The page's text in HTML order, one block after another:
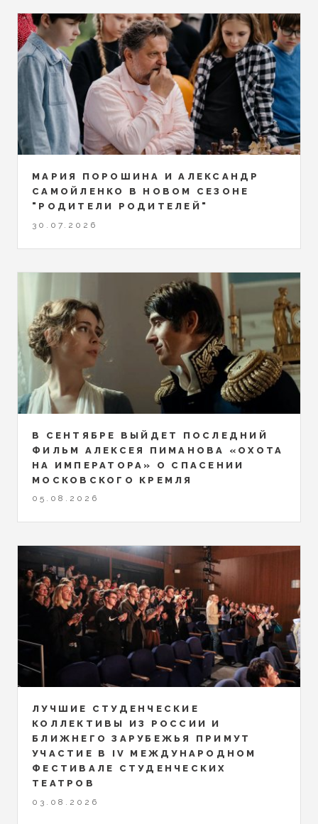
МАРИЯ ПОРОШИНА И АЛЕКСАНДР
САМОЙЛЕНКО В НОВОМ СЕЗОНЕ
"РОДИТЕЛИ РОДИТЕЛЕЙ"
30.07.2026
В СЕНТЯБРЕ ВЫЙДЕТ ПОСЛЕДНИЙ
ФИЛЬМ АЛЕКСЕЯ ПИМАНОВА «ОХОТА
НА ИМПЕРАТОРА» О СПАСЕНИИ
МОСКОВСКОГО КРЕМЛЯ
05.08.2026
ЛУЧШИЕ СТУДЕНЧЕСКИЕ
КОЛЛЕКТИВЫ ИЗ РОССИИ И
БЛИЖНЕГО ЗАРУБЕЖЬЯ ПРИМУТ
УЧАСТИЕ В IV МЕЖДУНАРОДНОМ
ФЕСТИВАЛЕ СТУДЕНЧЕСКИХ
ТЕАТРОВ
03.08.2026